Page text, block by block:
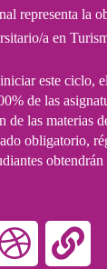
representa la
a en
este ciclo,
de las
de las materias
obligatorio,